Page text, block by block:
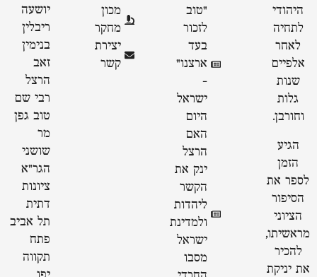
היהודי
לתחיה
לאחר
אלפיים
שנות
גלות
וחורבן.
הגיע
הזמן
לספר את
הסיפור
הציוני
מראשיתו,
להכיר
את יניקת
״טוב
לזכור
בעד
ארצנו״
-
ישראל
היום
האם
הרצל
ינק את
הקשר
ליהדות
ולמדינת
ישראל
מסבו
מכון
מחקר
יצירת
קשר
יושעה
ריבלין
בנימין
זאב
הרצל
רבי שם
טוב גפן
מר
שושני
הגר"א
ציונות
דתית
תל אביב
פתח
תקווה